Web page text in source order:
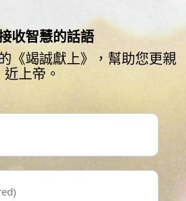
收智慧的話語
《竭誠獻上》，幫助您更親
近上帝。